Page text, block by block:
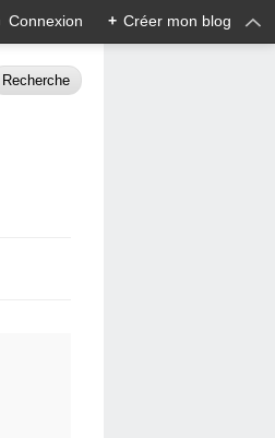
Connexion + Créer mon blog